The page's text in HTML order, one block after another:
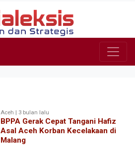
Aceh | 3 bulan lalu
BPPA Gerak Cepat Tangani Hafiz
Asal Aceh Korban Kecelakaan di
Malang